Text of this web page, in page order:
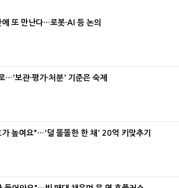
또 만난다…로봇·AI 등 논의
…'보관·평가·처분' 기준은 숙제
높여요"…'덜 똘똘한 한 채' 20억 키맞추기